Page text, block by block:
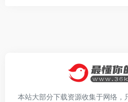
本站大部分下载资源收集于网络，